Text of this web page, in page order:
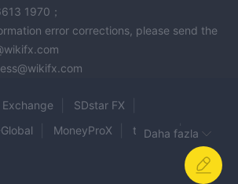
1970；
error corrections, please send the
Exchange
SDstar FX
MoneyProX
t4trade
Daha fazla